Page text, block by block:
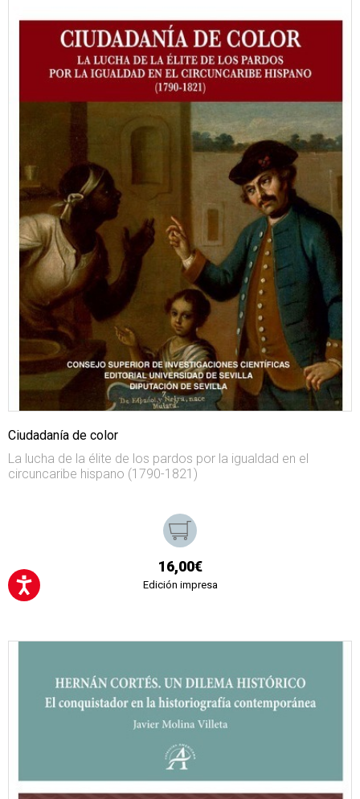
Ciudadanía de color
La lucha de la élite de los pardos por la igualdad en el
circuncaribe hispano (1790-1821)
16,00€
Edición impresa